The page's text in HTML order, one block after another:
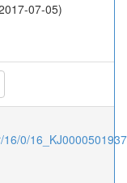
07-05)
0/